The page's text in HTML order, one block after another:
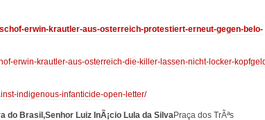
erwin-krautler-aus-osterreich-protestiert-erneut-gegen-belo-
erwin-krautler-aus-osterreich-die-killer-lassen-nicht-locker-
indigenous-infanticide-open-letter/
do Brasil,Senhor Luiz InÃ¡cio Lula da SilvaPraça dos TrÃªs